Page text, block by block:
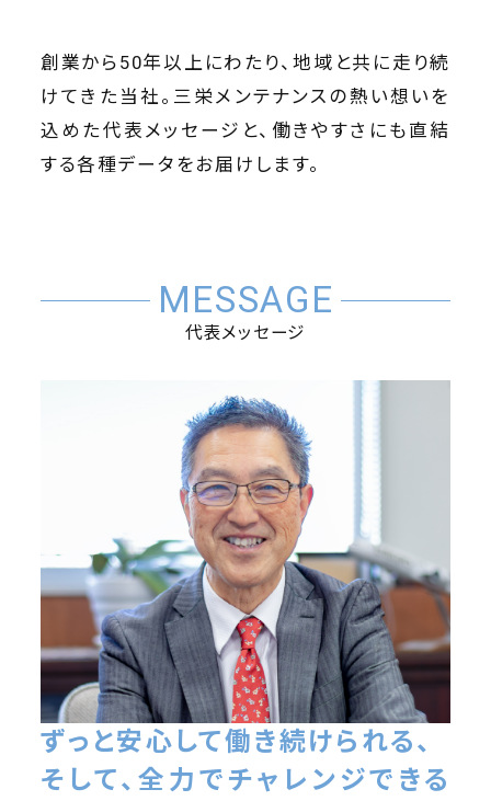
創業から50年以上にわたり、地域と共に走り続
けてきた当社。三栄メンテナンスの熱い想いを
込めた代表メッセージと、働きやすさにも直結
する各種データをお届けします。
MESSAGE
代表メッセージ
ずっと安心して働き続けられる、
そして、全力でチャレンジできる